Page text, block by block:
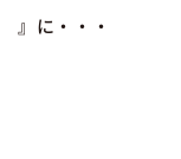
』に・・・